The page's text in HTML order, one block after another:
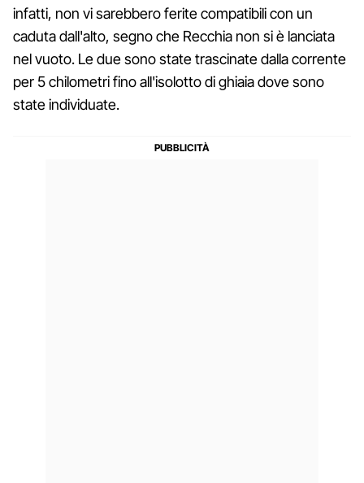
infatti, non vi sarebbero ferite compatibili con un
caduta dall'alto, segno che Recchia non si è lanciata
nel vuoto. Le due sono state trascinate dalla corrente
per 5 chilometri fino all'isolotto di ghiaia dove sono
state individuate.